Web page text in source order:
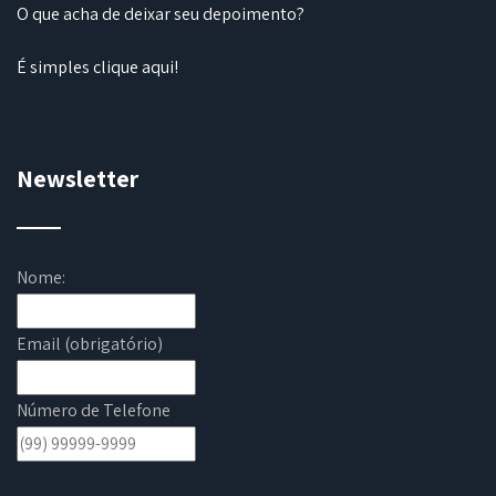
O que acha de deixar seu depoimento?
É simplesclique aqui!
Newsletter
Nome:
Email (obrigatório)
Número de Telefone